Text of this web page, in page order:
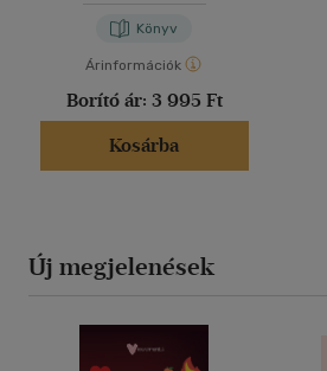
Könyv
Árinformációk
Borító ár: 3 995 Ft
Kosárba
Új megjelenések